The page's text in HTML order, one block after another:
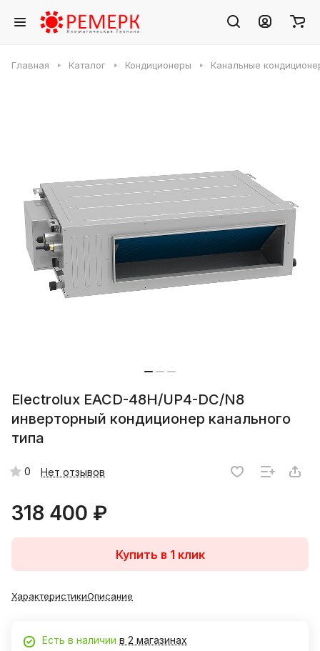
Главная Каталог Кондиционеры Канальные
Electrolux EACD-48H/UP4-DC/N8
инверторный кондиционер канального
типа
0 Нет отзывов
318 400 ₽
Купить в 1 клик
ХарактеристикиОписание
Есть в наличии в 2 магазинах